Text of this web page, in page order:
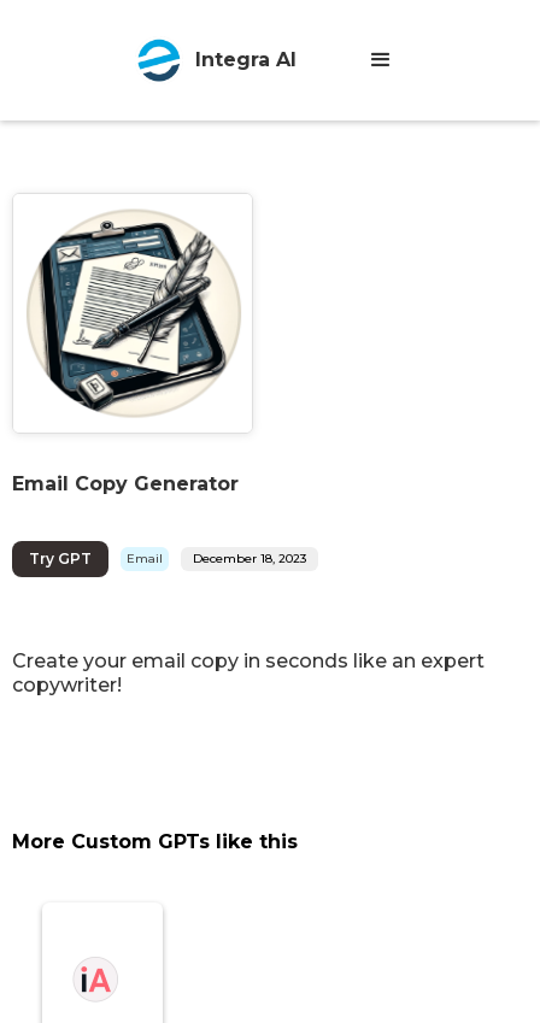
Integra AI
Email Copy Generator
Try GPT Email December 18, 2023
Create your email copy in seconds like an expert
copywriter!
More Custom GPTs like this